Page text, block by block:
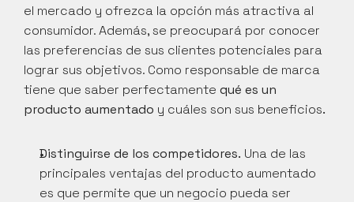
el mercado y ofrezca la opción más atractiva al
consumidor. Además, se preocupará por conocer
las preferencias de sus clientes potenciales para
lograr sus objetivos. Como responsable de marca
tiene que saber perfectamente qué es un
producto aumentado y cuáles son sus beneficios.
Distinguirse de los competidores. Una de las
principales ventajas del producto aumentado
es que permite que un negocio pueda ser